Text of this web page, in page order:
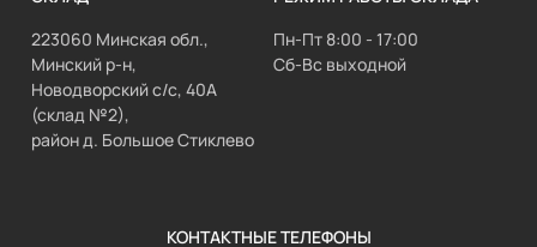
223060 Минская обл.,
Минский р-н,
Новодворский с/с, 40А
(склад №2),
район д. Большое Стиклево
Пн-Пт 8:00 - 17:00
Сб-Вс выходной
КОНТАКТНЫЕ ТЕЛЕФОНЫ